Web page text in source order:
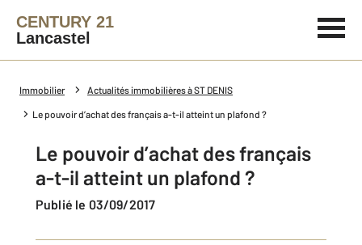
CENTURY 21
Lancastel
Immobilier Actualités immobilières à ST DENIS
Le pouvoir d’achat des français a-t-il atteint un plafond ?
Le pouvoir d’achat des français
a-t-il atteint un plafond ?
Publié le 03/09/2017